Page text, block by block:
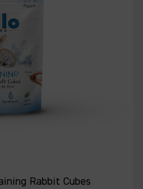
Rabbit Cubes